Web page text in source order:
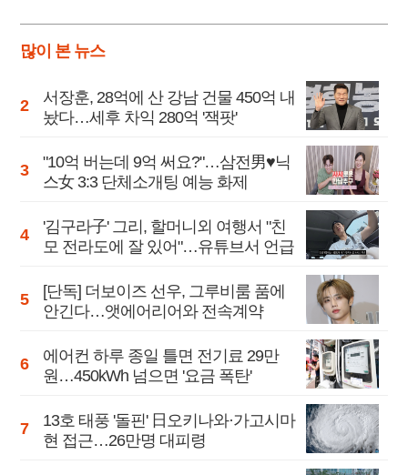
많이 본 뉴스
서장훈, 28억에 산 강남 건물 450억 내
놨다…세후 차익 280억 '잭팟'
"10억 버는데 9억 써요?"…삼전男♥닉
스女 3:3 단체소개팅 예능 화제
'김구라子' 그리, 할머니외 여행서 "친
모 전라도에 잘 있어"…유튜브서 언급
[단독] 더보이즈 선우, 그루비룸 품에
안긴다…앳에어리어와 전속계약
에어컨 하루 종일 틀면 전기료 29만
원…450kWh 넘으면 '요금 폭탄'
13호 태풍 '돌핀' 日오키나와·가고시마
현 접근…26만명 대피령